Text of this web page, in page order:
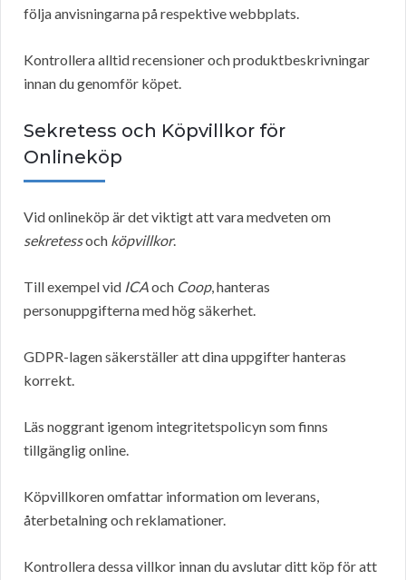
följa anvisningarna på respektive webbplats.
Kontrollera alltid recensioner och produktbeskrivningar
innan du genomför köpet.
Sekretess och Köpvillkor för
Onlineköp
Vid onlineköp är det viktigt att vara medveten om
sekretessoch köpvillkor.
Till exempel vid ICAoch Coop, hanteras
personuppgifterna med hög säkerhet.
GDPR-lagen säkerställer att dina uppgifter hanteras
korrekt.
Läs noggrant igenom integritetspolicyn som finns
tillgänglig online.
Köpvillkoren omfattar information om leverans,
återbetalning och reklamationer.
Kontrollera dessa villkor innan du avslutar ditt köp för att